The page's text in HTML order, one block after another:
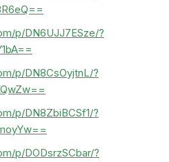
p/DN6UJJ7ESze/?
p/DN8CsOyjtnL/?
p/DN8ZbiBCSf1/?
p/DODsrzSCbar/?